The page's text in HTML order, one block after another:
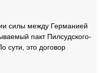
силы между Германией
пакт Пилсудского-
сути, это договор